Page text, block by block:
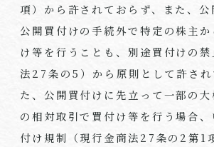
項）から許されておらず、また、公
公開買付けの手続外で特定の株主
け等を行うことも、別途買付けの
法27条の5）から原則として許され
た、公開買付けに先立って一部の
の相対取引で買付け等を行う場合
付け規制（現行金商法27条の2第1